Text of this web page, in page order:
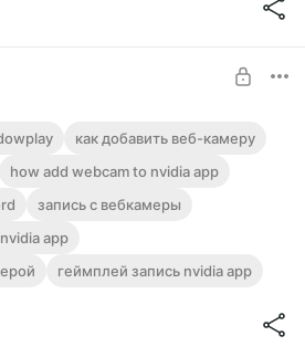
наложить веб-камеру
App?
изображение с веб или
в NVIDIA App, в том числе и
Level required:
Подписчик
UNLOCK POST
как добавить веб-камеру
how add webcam to nvidia app
запись с вебкамеры
app
геймплей запись nvidia app